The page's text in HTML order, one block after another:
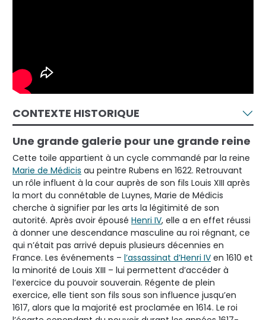
CONTEXTE HISTORIQUE
Une grande galerie pour une grande reine
Cette toile appartient à un cycle commandé par la reine
Marie de Médicis au peintre Rubens en 1622. Retrouvant
un rôle influent à la cour auprès de son fils Louis XIII après
la mort du connétable de Luynes, Marie de Médicis
cherche à signifier par les arts la légitimité de son
autorité. Après avoir épousé Henri IV, elle a en effet réussi
à donner une descendance masculine au roi régnant, ce
qui n’était pas arrivé depuis plusieurs décennies en
France. Les événements – l’assassinat d’Henri IV en 1610 et
la minorité de Louis XIII – lui permettent d’accéder à
l’exercice du pouvoir souverain. Régente de plein
exercice, elle tient son fils sous son influence jusqu’en
1617, alors que la majorité est proclamée en 1614. Le roi